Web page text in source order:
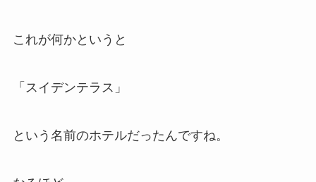
これが何かというと
「スイデンテラス」
という名前のホテルだったんですね。